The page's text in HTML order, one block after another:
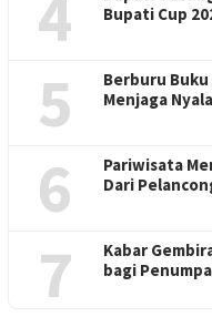
4
Bupati Cup
5
Berburu
Menjaga
6
Pariwisata
Dari
7
Kabar
bagi